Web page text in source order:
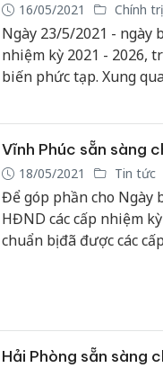
16/05/2021 Chính trị
Ngày 23/5/2021 - ngày
nhiệm kỳ 2021 - 2026,
biến phức tạp. Xung
đã có cuộc trao đổi với
Vĩnh Phúc sẵn sàng
18/05/2021 Tin tức
Để góp phần cho Ngày
HĐND các cấp nhiệm
chuẩn bị đã được các
Hải Phòng sẵn sàng